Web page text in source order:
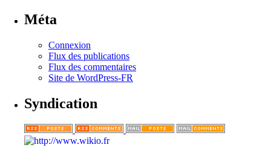
Méta
Connexion
Flux des publications
Flux des commentaires
Site de WordPress-FR
Syndication